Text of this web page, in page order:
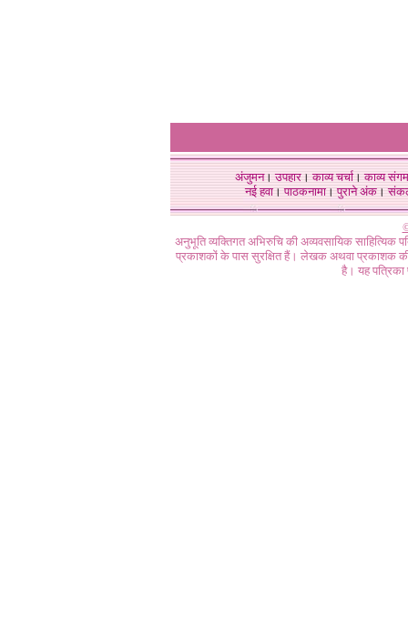
अंजुमन।उपहार।काव्य चर्चा।काव्य संगम
नई हवा। पाठकनामा। पुराने अंक।
अनुभूति व्यक्तिगत अभिरुचि की अव्यवसायिक
प्रकाशकों के पास सुरक्षित हैं। लेखक अथवा प्रकाशक की
है। यह पत्रिका